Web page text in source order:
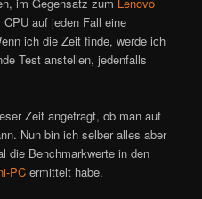
auf jeden Fall eine
ich die Zeit finde, werde ich
Test anstellen, jedenfalls
Zeit angefragt, ob man auf
Nun bin ich selber alles aber
die Benchmarkwerte in den
PC ermittelt habe.